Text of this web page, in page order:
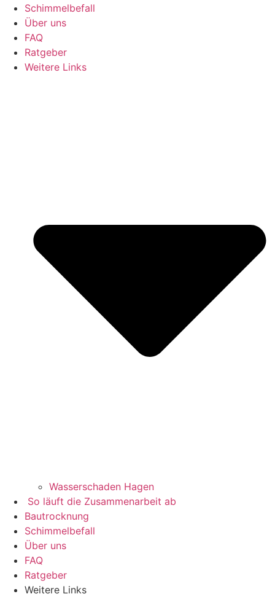
Schimmelbefall
Über uns
FAQ
Ratgeber
Weitere Links
Wasserschaden Hagen
So läuft die Zusammenarbeit ab
Bautrocknung
Schimmelbefall
Über uns
FAQ
Ratgeber
Weitere Links